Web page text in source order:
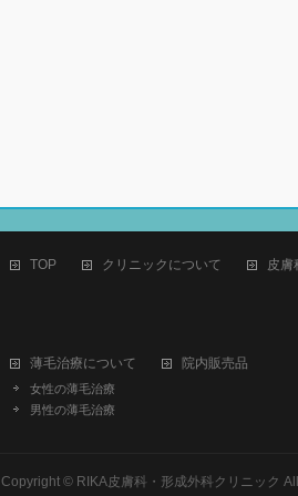
TOP クリニックについて 皮膚
薄毛治療について
女性の薄毛治療
男性の薄毛治療
院内販売品
Copyright © RIKA皮膚科・形成外科クリニック